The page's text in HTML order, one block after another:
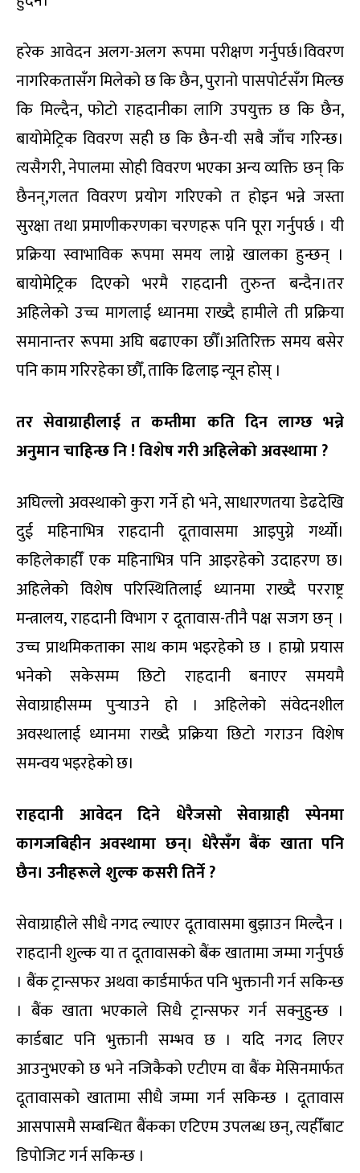
हरेक आवेदन अलग-अलग रूपमा परीक्षण गर्नुपर्छ।विवरण
नागरिकतासँग मिलेको छ कि छैन, पुरानो पासपोर्टसँग मिल्छ
कि मिल्दैन, फोटो राहदानीका लागि उपयुक्त छ कि छैन,
बायोमेट्रिक विवरण सही छ कि छैन-यी सबै जाँच गरिन्छ।
त्यसैगरी, नेपालमा सोही विवरण भएका अन्य व्यक्ति छन् कि
छैनन्,गलत विवरण प्रयोग गरिएको त होइन भन्ने जस्ता
सुरक्षा तथा प्रमाणीकरणका चरणहरू पनि पूरा गर्नुपर्छ । यी
प्रक्रिया स्वाभाविक रूपमा समय लाग्ने खालका हुन्छन् ।
बायोमेट्रिक दिएको भरमै राहदानी तुरुन्त बन्दैन।तर
अहिलेको उच्च मागलाई ध्यानमा राख्दै हामीले ती प्रक्रिया
समानान्तर रूपमा अघि बढाएका छौँ।अतिरिक्त समय बसेर
पनि काम गरिरहेका छौँ, ताकि ढिलाइ न्यून होस् ।
तर सेवाग्राहीलाई त कम्तीमा कति दिन लाग्छ भन्ने
अनुमान चाहिन्छ नि !विशेष गरी अहिलेको अवस्थामा ?
अघिल्लो अवस्थाको कुरा गर्ने हो भने, साधारणतया डेढदेखि
दुई महिनाभित्र राहदानी दूतावासमा आइपुग्ने गर्थ्यो।
कहिलेकाहीँ एक महिनाभित्र पनि आइरहेको उदाहरण छ।
अहिलेको विशेष परिस्थितिलाई ध्यानमा राख्दै परराष्ट्र
मन्त्रालय, राहदानी विभाग र दूतावास-तीनै पक्ष सजग छन् ।
उच्च प्राथमिकताका साथ काम भइरहेको छ । हाम्रो प्रयास
भनेको सकेसम्म छिटो राहदानी बनाएर समयमै
सेवाग्राहीसम्म पुर्‍याउने हो । अहिलेको संवेदनशील
अवस्थालाई ध्यानमा राख्दै प्रक्रिया छिटो गराउन विशेष
समन्वय भइरहेको छ।
राहदानी आवेदन दिने धेरैजसो सेवाग्राही स्पेनमा
कागजबिहीन अवस्थामा छन्। धेरैसँग बैंक खाता पनि
छैन। उनीहरूले शुल्क कसरी तिर्ने?
सेवाग्राहीले सीधै नगद ल्याएर दूतावासमा बुझाउन मिल्दैन ।
राहदानी शुल्क या त दूतावासको बैंक खातामा जम्मा गर्नुपर्छ
। बैंक ट्रान्सफर अथवा कार्डमार्फत पनि भुक्तानी गर्न सकिन्छ
। बैंक खाता भएकाले सिधै ट्रान्सफर गर्न सक्नुहुन्छ ।
कार्डबाट पनि भुक्तानी सम्भव छ । यदि नगद लिएर
आउनुभएको छ भने नजिकैको एटीएम वा बैंक मेसिनमार्फत
दूतावासको खातामा सीधै जम्मा गर्न सकिन्छ । दूतावास
आसपासमै सम्बन्धित बैंकका एटिएम उपलब्ध छन्, त्यहीँबाट
डिपोजिट गर्न सकिन्छ ।